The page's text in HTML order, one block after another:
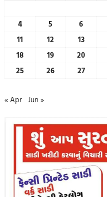
4
5 6
11
12 13
18
19 20
25
26 27
« Apr Jun »